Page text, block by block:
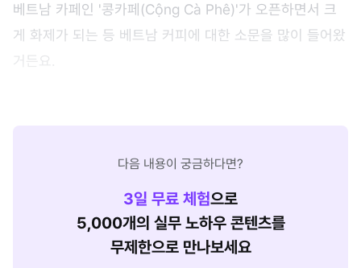
베트남 카페인 '콩카페(Cộng Cà Phê)'가 오픈하면서 크
게 화제가 되는 등 베트남 커피에 대한 소문을 많이 들어왔
거든요.
다음 내용이 궁금하다면?
3일 무료 체험으로
5,000개의 실무 노하우 콘텐츠를
무제한으로 만나보세요